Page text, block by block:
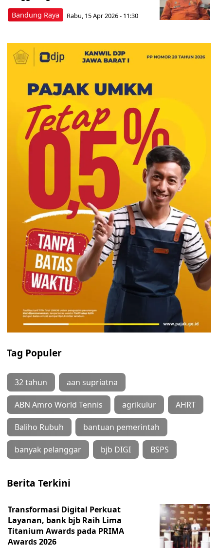
Bandung Raya Rabu, 15 Apr 2026 - 11:30
Tag Populer
32 tahun aan supriatna
ABN Amro World Tennis agrikulur AHRT
Baliho Rubuh bantuan pemerintah
banyak pelanggar bjb DIGI BSPS
Berita Terkini
Transformasi Digital Perkuat
Layanan, bank bjb Raih Lima
Titanium Awards pada PRIMA
Awards 2026